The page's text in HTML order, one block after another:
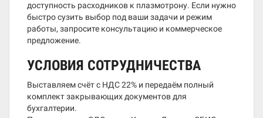
доступность расходников к плазмотрону. Если нужно
быстро сузить выбор под ваши задачи и режим
работы, запросите консультацию и коммерческое
предложение.
УСЛОВИЯ СОТРУДНИЧЕСТВА
Выставляем счёт с НДС 22% и передаём полный
комплект закрывающих документов для
бухгалтерии.